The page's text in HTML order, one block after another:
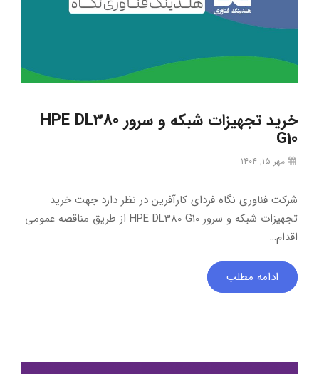
خرید تجهیزات شبکه و سرور HPE DL380
G10
مهر ۱۵, ۱۴۰۴
شرکت فناوری نگاه فردای کارآفرین در نظر دارد جهت خرید
تجهیزات شبکه و سرور HPE DL380 G10 از طریق مناقصه عمومی
اقدام…
ادامه مطلب